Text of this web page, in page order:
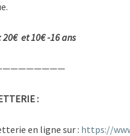
20€ et 10€ -16 ans
:
en ligne sur : https://